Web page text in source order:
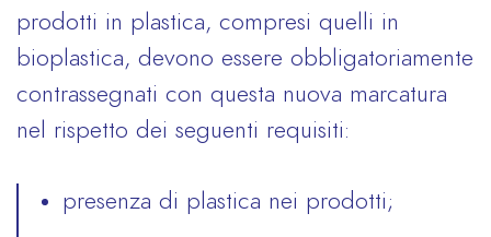
prodotti in plastica, compresi quelli in
bioplastica, devono essere obbligatoriamente
contrassegnati con questa nuova marcatura
nel rispetto dei seguenti requisiti:
presenza di plastica nei prodotti;